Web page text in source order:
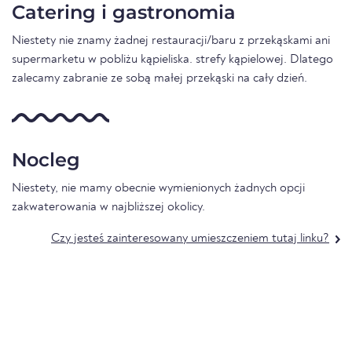
Catering i gastronomia
Niestety nie znamy żadnej restauracji/baru z przekąskami ani
supermarketu w pobliżu kąpieliska. strefy kąpielowej. Dlatego
zalecamy zabranie ze sobą małej przekąski na cały dzień.
Nocleg
Niestety, nie mamy obecnie wymienionych żadnych opcji
zakwaterowania w najbliższej okolicy.
Czy jesteś zainteresowany umieszczeniem tutaj linku?